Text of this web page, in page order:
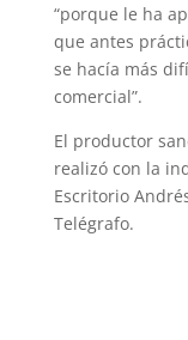
“porque le ha
que antes
se hacía más
comercial”.
El productor
realizó con la
Escritorio
Telégrafo.